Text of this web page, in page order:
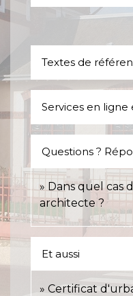
Textes de
Services en
Questions ?
Dans quel cas
architecte ?
Et aussi
Certificat